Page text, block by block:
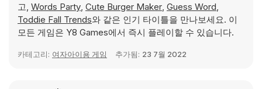
고, Words Party, Cute Burger Maker, Guess Word,
Toddie Fall Trends와 같은 인기 타이틀을 만나보세요. 이
모든 게임은 Y8 Games에서 즉시 플레이할 수 있습니다.
카테고리: 여자아이용 게임 추가됨: 23 7월 2022